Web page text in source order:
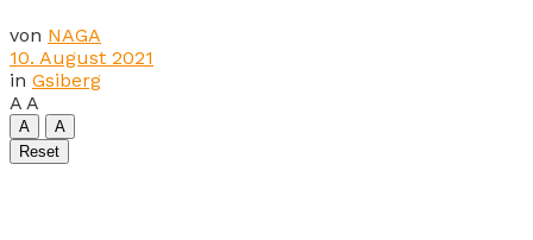
von NAGA
10. August 2021
in Gsiberg
A A
A
A
Reset